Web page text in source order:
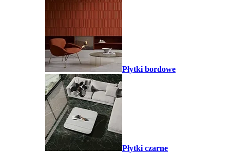
Płytki bordowe
Płytki czarne